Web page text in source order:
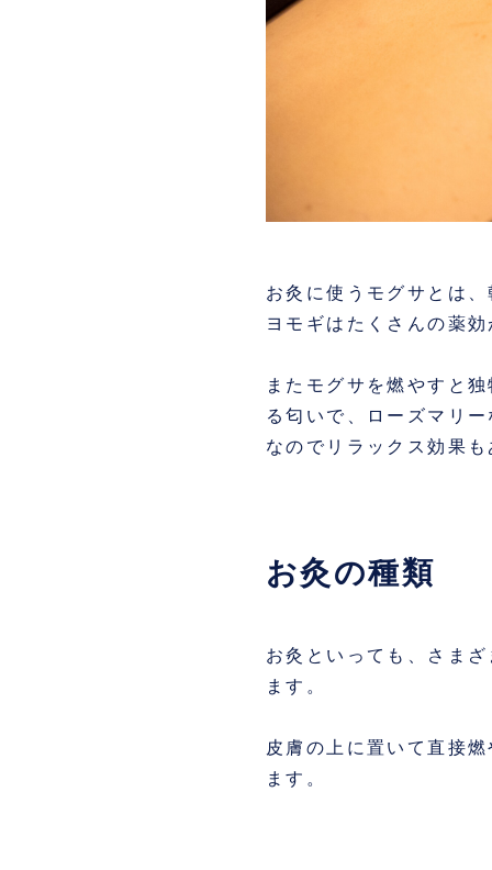
お灸に使うモグサとは
ヨモギはたくさんの薬
またモグサを燃やすと
る匂いで、ローズマリ
なのでリラックス効果
お灸の種類
お灸といっても、さま
ます。
皮膚の上に置いて直接
ます。